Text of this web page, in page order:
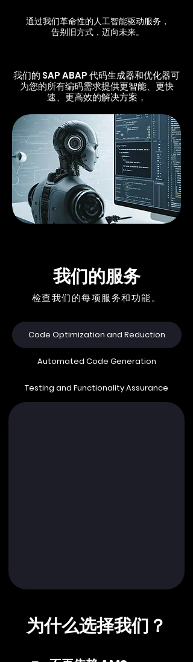
通过我们革命性的人工智能驱动服务，
告别旧方式，迈向未来。
我们的 SAP ABAP 代码生成器和优化器可
为您的所有编码需求提供更智能、更快
速、更高效的解决方案，
我们的服务
检查我们的每项服务和功能。
Code Optimization and Reduction
Automated Code Generation
Testing and Functionality Assurance
为什么选择我们？